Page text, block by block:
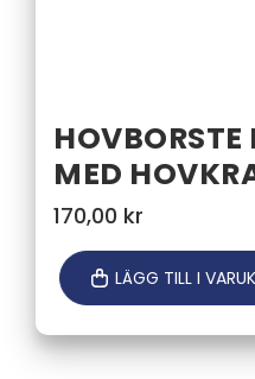
HOVBORSTE
MED
170,00 kr
LÄGG TILL I